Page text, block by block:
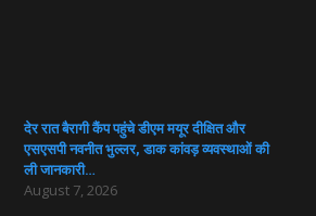
देर रात बैरागी कैंप पहुंचे डीएम मयूर दीक्षित और
एसएसपी नवनीत भुल्लर, डाक कांवड़ व्यवस्थाओं की
ली जानकारी…
August 7, 2026